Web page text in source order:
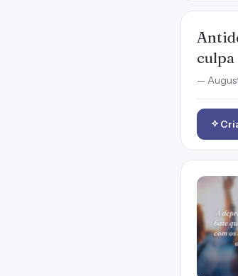
culpa
—